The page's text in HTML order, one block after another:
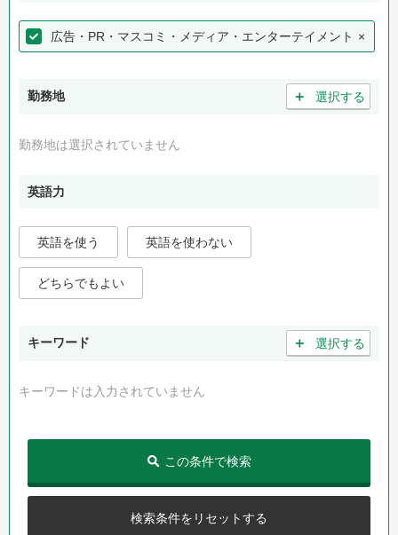
広告・PR・マスコミ・メディア・エンターテイメント ×
勤務地 ＋ 選択する
勤務地は選択されていません
英語力
英語を使う 英語を使わない
どちらでもよい
キーワード ＋ 選択する
キーワードは入力されていません
検索条件をリセットする
この条件で検索